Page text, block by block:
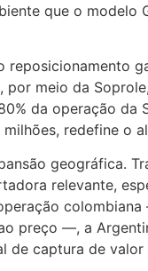
que o modelo
reposicionamento
por meio da
da operação da
redefine o
geográfica.
relevante,
preço —, a
de captura de